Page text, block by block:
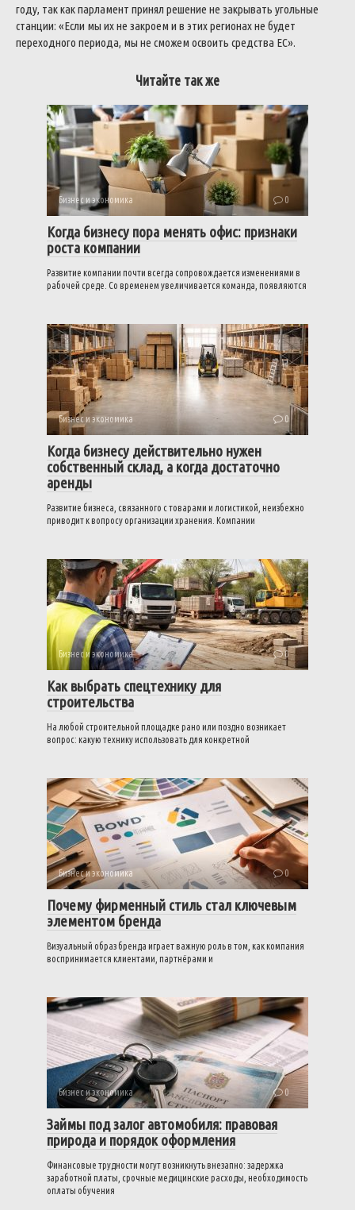
году, так как парламент принял решение не закрывать угольные
станции: «Если мы их не закроем и в этих регионах не будет
переходного периода, мы не сможем освоить средства ЕС».
Читайте так же
Бизнес и экономика 0
Когда бизнесу пора менять офис: признаки
роста компании
Развитие компании почти всегда сопровождается изменениями в
рабочей среде. Со временем увеличивается команда, появляются
Бизнес и экономика 0
Когда бизнесу действительно нужен
собственный склад, а когда достаточно
аренды
Развитие бизнеса, связанного с товарами и логистикой, неизбежно
приводит к вопросу организации хранения. Компании
Бизнес и экономика 0
Как выбрать спецтехнику для
строительства
На любой строительной площадке рано или поздно возникает
вопрос: какую технику использовать для конкретной
Бизнес и экономика 0
Почему фирменный стиль стал ключевым
элементом бренда
Визуальный образ бренда играет важную роль в том, как компания
воспринимается клиентами, партнёрами и
Бизнес и экономика 0
Займы под залог автомобиля: правовая
природа и порядок оформления
Финансовые трудности могут возникнуть внезапно: задержка
заработной платы, срочные медицинские расходы, необходимость
оплаты обучения